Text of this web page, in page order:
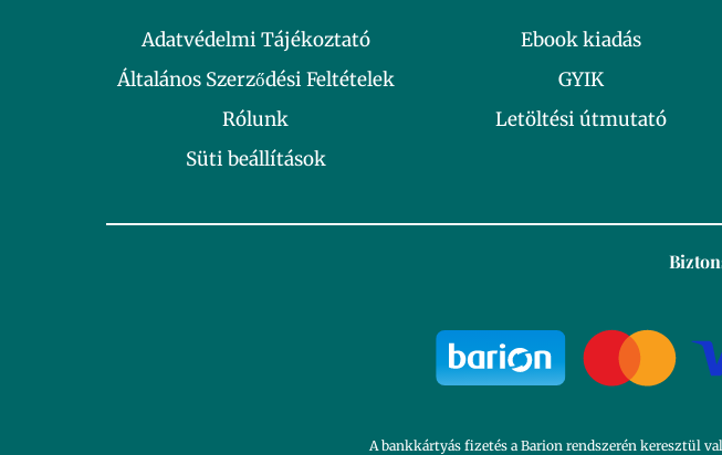
Adatvédelmi Tájékoztató
Általános Szerződési Feltételek
Rólunk
Süti beállítások
Ebook kiadás
GYIK
Letöltési útmutató
A bankkártyás fizetés a Barion rendszerén keresztül